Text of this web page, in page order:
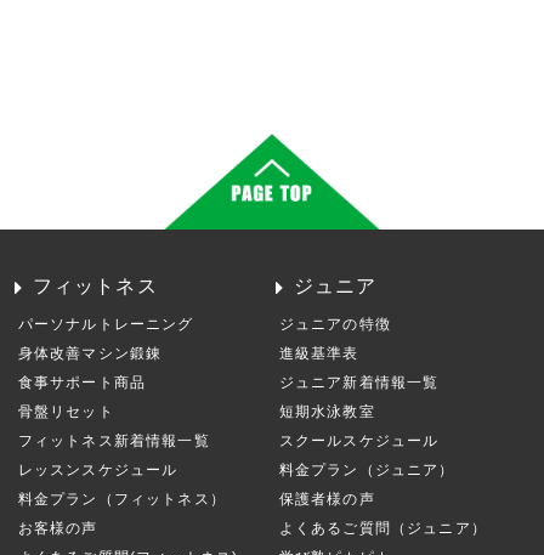
フィットネス
パーソナルトレーニング
身体改善マシン鍛錬
食事サポート商品
骨盤リセット
フィットネス新着情報一覧
レッスンスケジュール
料金プラン（フィットネス）
お客様の声
ジュニア
ジュニアの特徴
進級基準表
ジュニア新着情報一覧
短期水泳教室
スクールスケジュール
料金プラン（ジュニア）
保護者様の声
よくあるご質問（ジュニア）